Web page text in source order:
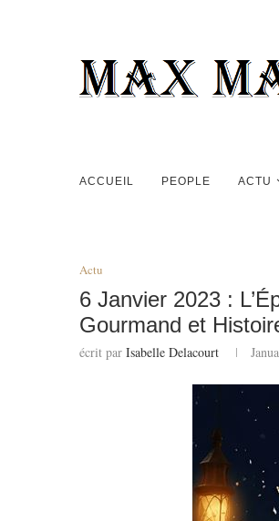
ACCUEIL PEOPLE ACTU
Actu
6 Janvier 2023 :
Gourmand et
écrit par Isabelle Delacourt